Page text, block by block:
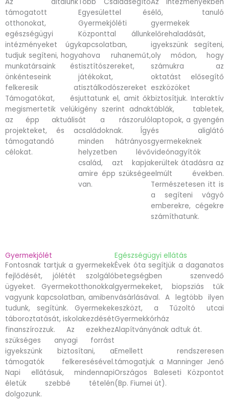
támogatott
otthonokat,
egészségügyi
intézményeket úgy
tudjuk segíteni, hogy
munkatársaink és
önkénteseink
felkeresik a
Támogatókat, és
megismertetik velük
az épp aktuális
projekteket, és a
támogatandó
célokat.
Egyesülettel és
Gyermekjóléti
Központtal állunk
kapcsolatban,
ahova ruhaneműt,
tisztítószereket,
játékokat,
tisztálkodószereket
juttatunk el, amit ők
igény szerint adnak
át a rászoruló
családoknak. Így
minden hátrányos
helyzetben lévő
család, azt kapja
amire épp szüksége
van.
élő, tanuló
gyermekek
előrehaladását,
igyekszünk segíteni,
oly módon, hogy
számukra az
oktatást elősegítő
eszközöket
biztosítjuk. Interaktív
táblák, tabletek,
laptopok, a gyengén
és aliglátó
gyermekeknek
videónagyítók
kerültek átadásra az
elmúlt években.
Természetesen itt is
a segíteni vágyó
emberekre, cégekre
számíthatunk.
Gyermekjólét
Fontosnak tartjuk a gyermekek
fejlődését, jólétét szolgáló
ügyeket. Gyermekotthonokkal
vagyunk kapcsolatban, amiben
tudunk, segítünk. Gyermekek
táboroztatását, iskolakezdését
finanszírozzuk. Az ezekhez
szükséges anyagi forrást
igyekszünk biztosítani, a
támogatók felkeresésével.
Napi ellátásuk, mindennapi
életük szebbé tételén
dolgozunk.
Egészségügyi ellátás
Évek óta segítjük a daganatos
betegségben szenvedő
gyermekeket, biopsziás tűk
vásárlásával. A legtöbb ilyen
eszközt, a Tűzoltó utcai
Gyermekkórház
Alapítványának adtuk át.
Emellett rendszeresen
támogatjuk a Manninger Jenő
Országos Baleseti Központot
(Bp. Fiumei út).